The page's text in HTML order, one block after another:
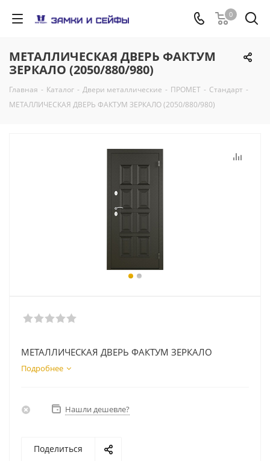
0
МЕТАЛЛИЧЕСКАЯ ДВЕРЬ ФАКТУМ
ЗЕРКАЛО (2050/880/980)
Главная - Каталог - Двери металлические - ПРОМЕТ - Стандарт -
МЕТАЛЛИЧЕСКАЯ ДВЕРЬ ФАКТУМ ЗЕРКАЛО (2050/880/980)
МЕТАЛЛИЧЕСКАЯ ДВЕРЬ ФАКТУМ ЗЕРКАЛО
Подробнее
Нашли дешевле?
Поделиться